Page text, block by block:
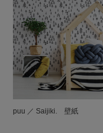
puu ／ Saijiki. 壁紙